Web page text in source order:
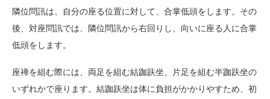
隣位問訊は、自分の座る位置に対して、合掌低頭をします。その
後、対座問訊では、隣位問訊から右回りし、向いに座る人に合掌
低頭をします。
座禅を組む際には、両足を組む結跏趺坐、片足を組む半跏趺坐の
いずれかで座ります。結跏趺坐は体に負担がかかりやすため、初